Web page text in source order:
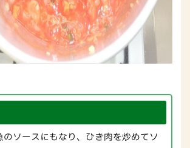
のソースにもなり、ひき肉を炒めてソ